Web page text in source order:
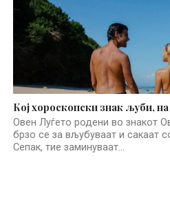
Кој хороскопски знак љуби,
Овен Луѓето родени во знакот
брзо се за вљубуваат и сакаат
Сепак, тие заминуваат...